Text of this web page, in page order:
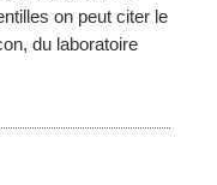
on peut citer le
du laboratoire